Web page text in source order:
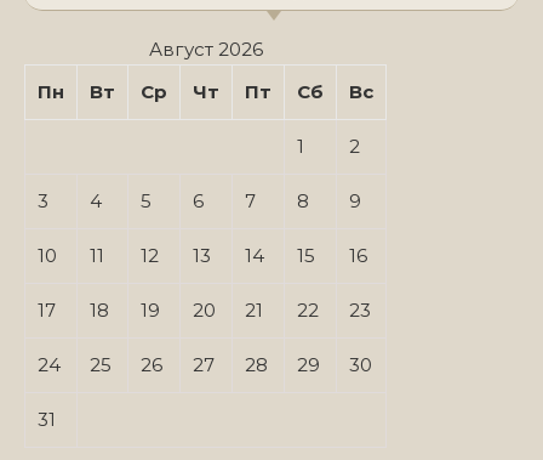
Август 2026
Пн
Вт Ср Чт Пт Сб Вс
1 2
3 4 5 6 7 8 9
10 11 12 13 14 15 16
17 18 19 20 21 22 23
24 25 26 27 28 29 30
31